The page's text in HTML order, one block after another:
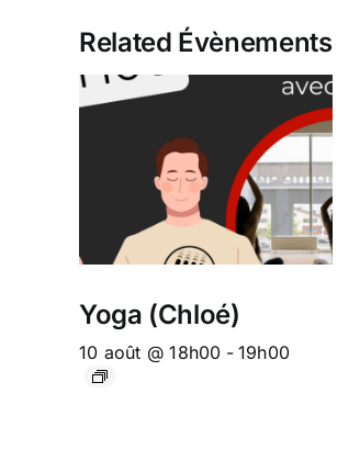
Related Évènements
Yoga (Chloé)
10 août @ 18h00 - 19h00